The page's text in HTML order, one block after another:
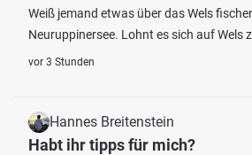
Weiß jemand etwas über das Wels
Neuruppinersee. Lohnt es sich auf Wels
vor 3 Stunden
Hannes Breitenstein
Habt ihr tipps für mich?